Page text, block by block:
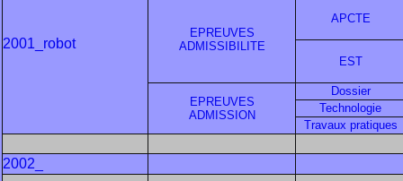
2001_robot
EPREUVES
ADMISSIBILITE
APCTE
EST
EPREUVES
ADMISSION
Dossier
Technologie
Travaux pratiques
2002_